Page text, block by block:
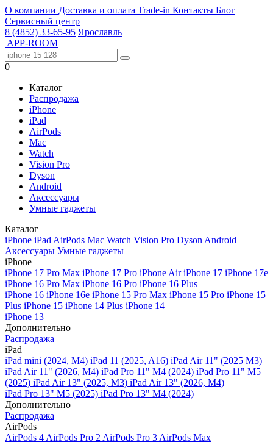
О компании Доставка и оплата Trade-in Контакты Блог
Сервисный центр
8 (4852) 33-65-95 Ярославль
APP-ROOM
0
Каталог
Распродажа
iPhone
iPad
AirPods
Mac
Watch
Vision Pro
Dyson
Android
Аксессуары
Умные гаджеты
Каталог
iPhone iPad AirPods Mac Watch Vision Pro Dyson Android
Аксессуары Умные гаджеты
iPhone
iPhone 17 Pro Max iPhone 17 Pro iPhone AiriPhone 17 iPhone 17e
iPhone 16 Pro Max iPhone 16 Pro iPhone 16 Plus
iPhone 16 iPhone 16e iPhone 15 Pro Max iPhone 15 Pro iPhone 15
Plus iPhone 15 iPhone 14 Plus iPhone 14
iPhone 13
Дополнительно
Распродажа
iPad
iPad mini (2024, M4) iPad 11 (2025, A16) iPad Air 11" (2025 M3)
iPad Air 11" (2026, M4) iPad Pro 11" M4 (2024) iPad Pro 11" M5
(2025) iPad Air 13" (2025, M3) iPad Air 13" (2026, M4)
iPad Pro 13" M5 (2025) iPad Pro 13" M4 (2024)
Дополнительно
Распродажа
AirPods
AirPods 4 AirPods Pro 2 AirPods Pro 3 AirPods Max